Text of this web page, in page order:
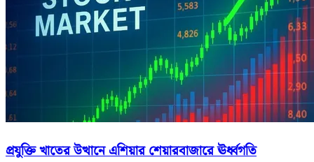
প্রযুক্তি খাতের উত্থানে এশিয়ার শেয়ারবাজারে ঊর্ধ্বগতি